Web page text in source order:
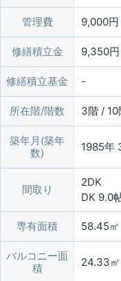
管理費 9,000円
修繕積立金 9,350円
修繕積立基金
所在階/階数 3階 / 10
築年月(築年
数)
1985年
間取り
2DK
DK 9.0
専有面積 58.45㎡
バルコニー面
積
24.33㎡